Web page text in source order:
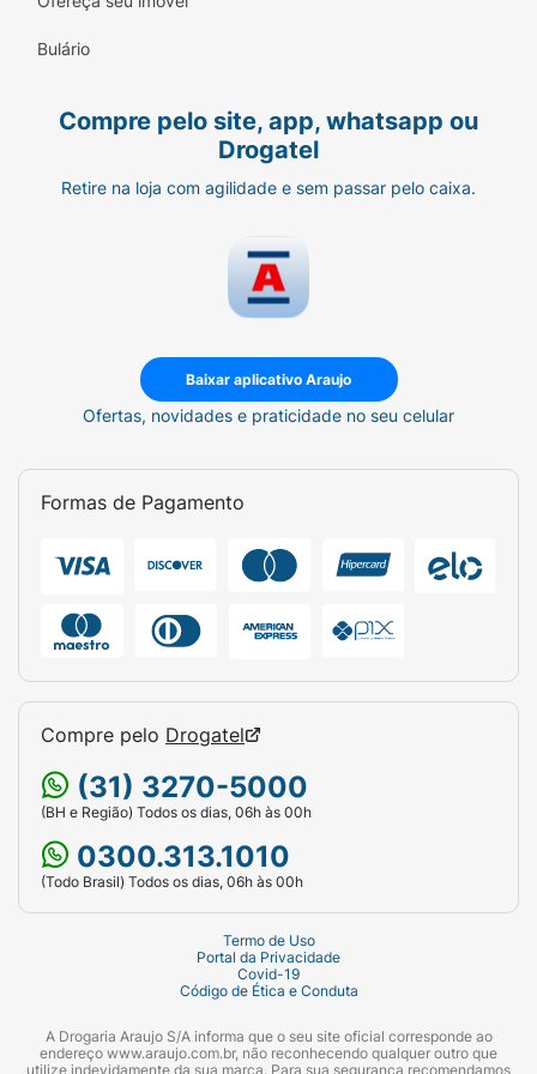
pequenos toques com as pontas dos dedos
desde o interior até o exterior do contorno
Bulário
Compre pelo site, app, whatsapp ou
Drogatel
Retire na loja com agilidade e sem passar pelo caixa.
Baixar aplicativo Araujo
Ofertas, novidades e praticidade no seu celular
Formas de Pagamento
Compre pelo Drogatel
(31) 3270-5000
(BH e Região) Todos os dias, 06h às 00h
0300.313.1010
(Todo Brasil) Todos os dias, 06h às 00h
Termo de Uso
Portal da Privacidade
Covid-19
Código de Ética e Conduta
A Drogaria Araujo S/A informa que o seu site oficial corresponde ao
endereço www.araujo.com.br, não reconhecendo qualquer outro que
utilize indevidamente da sua marca. Para sua segurança recomendamos